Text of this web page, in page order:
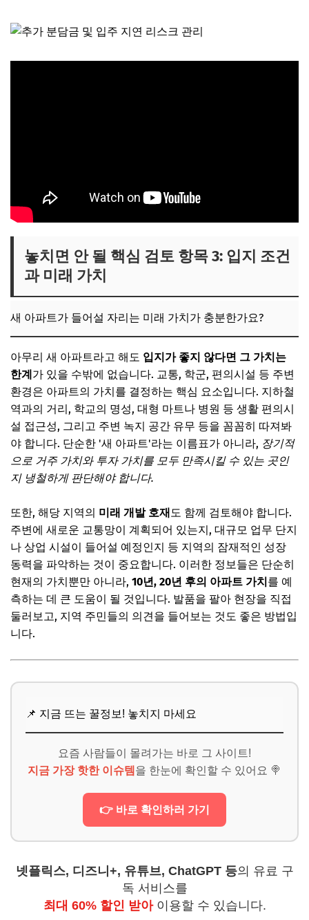
놓치면 안 될 핵심 검토 항목 3: 입지 조건
과 미래 가치
새 아파트가 들어설 자리는 미래 가치가 충분한가요?
아무리 새 아파트라고 해도 입지가 좋지 않다면 그 가치는
한계 가 있을 수밖에 없습니다. 교통, 학군, 편의시설 등 주변
환경은 아파트의 가치를 결정하는 핵심 요소입니다. 지하철
역과의 거리, 학교의 명성, 대형 마트나 병원 등 생활 편의시
설 접근성, 그리고 주변 녹지 공간 유무 등을 꼼꼼히 따져봐
야 합니다. 단순한 '새 아파트'라는 이름표가 아니라, 장기적
으로 거주 가치와 투자 가치를 모두 만족시킬 수 있는 곳인
지 냉철하게 판단해야 합니다.
또한, 해당 지역의 미래 개발 호재 도 함께 검토해야 합니다.
주변에 새로운 교통망이 계획되어 있는지, 대규모 업무 단지
나 상업 시설이 들어설 예정인지 등 지역의 잠재적인 성장
동력을 파악하는 것이 중요합니다. 이러한 정보들은 단순히
현재의 가치뿐만 아니라, 10년, 20년 후의 아파트 가치 를 예
측하는 데 큰 도움이 될 것입니다. 발품을 팔아 현장을 직접
둘러보고, 지역 주민들의 의견을 들어보는 것도 좋은 방법입
니다.
📌 지금 뜨는 꿀정보! 놓치지 마세요
요즘 사람들이 몰려가는 바로 그 사이트!
지금 가장 핫한 이슈템 을 한눈에 확인할 수 있어요 🍭
👉 바로 확인하러 가기
넷플릭스, 디즈니+, 유튜브, ChatGPT 등의 유료 구
독 서비스를
최대 60% 할인 받아이용할 수 있습니다.